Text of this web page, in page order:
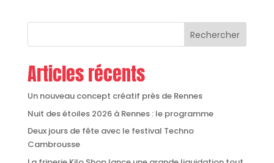
Rechercher
Articles récents
Un nouveau concept créatif près de Rennes
Nuit des étoiles 2026 à Rennes : le programme
Deux jours de fête avec le festival Techno
Cambrousse